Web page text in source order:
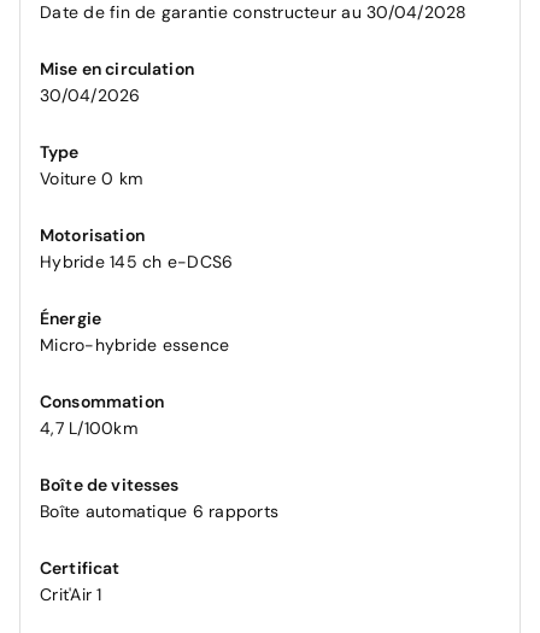
Date de fin de garantie constructeur au 30/04/2028
Mise en circulation
30/04/2026
Type
Voiture 0 km
Motorisation
Hybride 145 ch e-DCS6
Énergie
Micro-hybride essence
Consommation
4,7 L/100km
Boîte de vitesses
Boîte automatique 6 rapports
Certificat
Crit'Air 1